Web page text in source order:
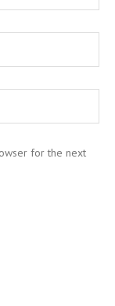
for the next